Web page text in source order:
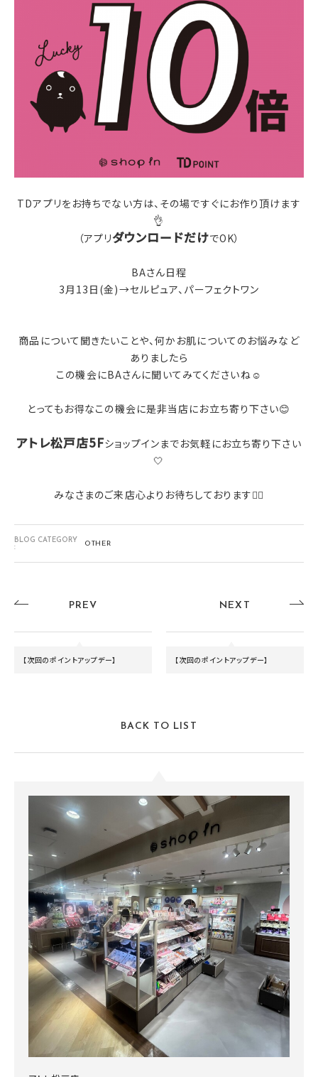
TDアプリをお持ちでない方は、その場ですぐにお作り頂けます
👌
（アプリダウンロードだけでOK）
BAさん日程
3月13日(金)→セルピュア、パーフェクトワン
商品について聞きたいことや、何かお肌についてのお悩みなど
ありましたら
この機会にBAさんに聞いてみてくださいね☺️
とってもお得なこの機会に是非当店にお立ち寄り下さい😊
アトレ松戸店5Fショップインまでお気軽にお立ち寄り下さい
🤍
みなさまのご来店心よりお待ちしております🙇‍♀️
BLOG CATEGORY
:
OTHER
PREV
【次回のポイントアップデー】
NEXT
【次回のポイントアップデー】
BACK TO LIST